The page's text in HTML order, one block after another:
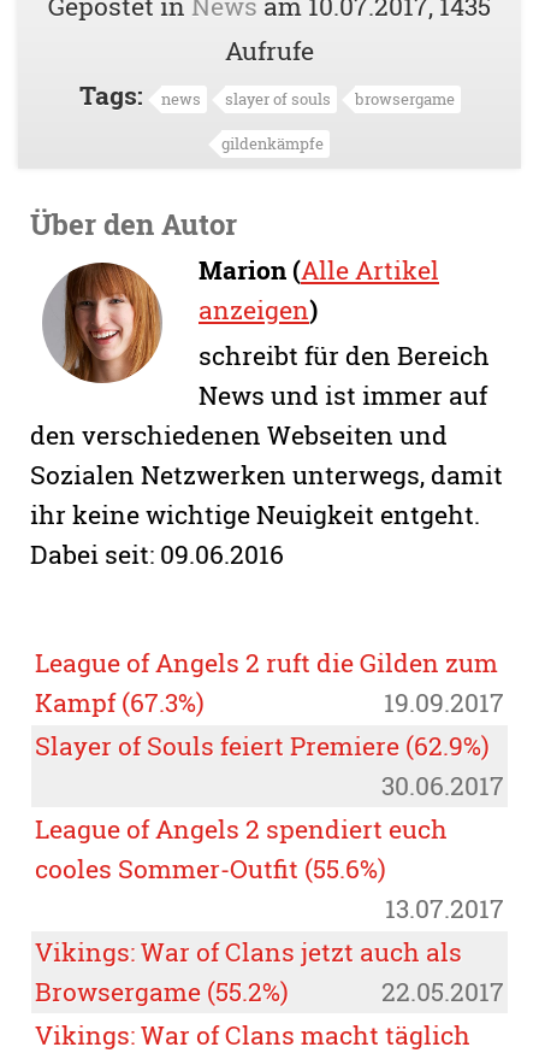
Aufrufe
Tags:
news slayer of souls browsergame
gildenkämpfe
Über den Autor
Marion (Alle Artikel
anzeigen)
schreibt für den Bereich
News und ist immer auf
den verschiedenen Webseiten und
Sozialen Netzwerken unterwegs, damit
ihr keine wichtige Neuigkeit entgeht.
Dabei seit: 09.06.2016
League of Angels 2 ruft die Gilden zum
Kampf (67.3%)
19.09.2017
Slayer of Souls feiert Premiere (62.9%)
30.06.2017
League of Angels 2 spendiert euch
cooles Sommer-Outfit (55.6%)
13.07.2017
Vikings: War of Clans jetzt auch als
Browsergame (55.2%)
22.05.2017
Vikings: War of Clans macht täglich